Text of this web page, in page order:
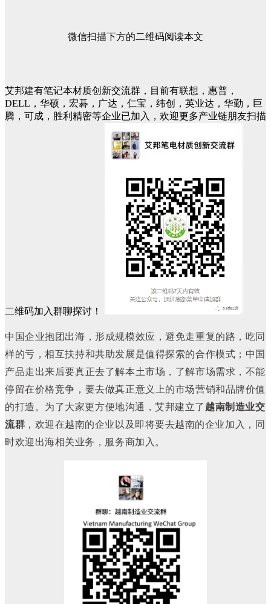
微信扫描下方的二维码阅读本文
艾邦建有笔记本材质创新交流群，目前有联想，惠普，
DELL，华硕，宏碁，广达，仁宝，纬创，英业达，华勤，巨
腾，可成，胜利精密等企业已加入，欢迎更多产业链朋友扫描
二维码加入群聊探讨！
中国企业抱团出海，形成规模效应，避免走重复的路，吃同
样的亏，相互扶持和共助发展是值得探索的合作模式；中国
产品走出来后要真正去了解本土市场，了解市场需求，不能
停留在价格竞争，要去做真正意义上的市场营销和品牌价值
的打造。 为了大家更方便地沟通，艾邦建立了越南制造业交
流群 ，欢迎在越南的企业以及即将要去越南的企业加入，同
时欢迎出海相关业务，服务商加入。